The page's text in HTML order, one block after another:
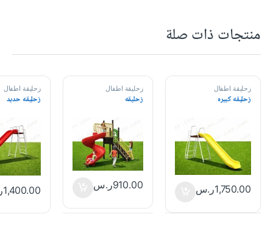
منتجات ذات صلة
زحليقة اطفال
زحليقه كبيره
1,750.00ر.س
زحليقة اطفال
زحليقه
910.00ر.س
زحليقة اطفال
زحليقه حديد
1,400.00